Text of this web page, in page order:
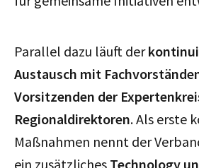
Parallel dazu läuft der
Austausch mit
Vorsitzenden der
Regionaldirektoren. Als erste
Maßnahmen nennt der
ein zusätzliches Technology